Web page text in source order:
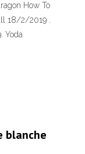
How To
18/2/2019 .
Yoda
blanche